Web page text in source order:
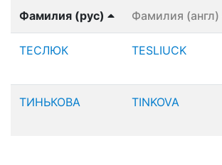
Фамилия (рус) Фамилия (англ)
ТЕСЛЮК TESLIUCK
ТИНЬКОВА TINKOVA